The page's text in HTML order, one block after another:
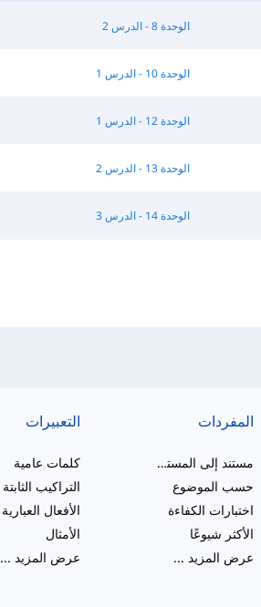
الوحدة 8 - الدرس 2
الوحدة 10 - الدرس 1
الوحدة 12 - الدرس 1
الوحدة 13 - الدرس 2
الوحدة 14 - الدرس 3
المفردات
مستند إلى المستوى
حسب الموضوع
اختبارات الكفاءة
الأكثر شيوعًا
عرض المزيد...
التعبيرات
كلمات عامية
التراكيب الثابتة
الأفعال العبارية
الأمثال
عرض المزيد ...